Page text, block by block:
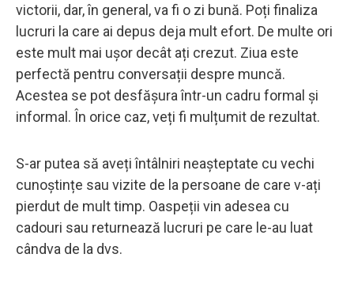
victorii, dar, în general, va fi o zi bună. Poți finaliza
lucruri la care ai depus deja mult efort. De multe ori
este mult mai ușor decât ați crezut. Ziua este
perfectă pentru conversații despre muncă.
Acestea se pot desfășura într-un cadru formal și
informal. În orice caz, veți fi mulțumit de rezultat.
S-ar putea să aveți întâlniri neașteptate cu vechi
cunoștințe sau vizite de la persoane de care v-ați
pierdut de mult timp. Oaspeții vin adesea cu
cadouri sau returnează lucruri pe care le-au luat
cândva de la dvs.